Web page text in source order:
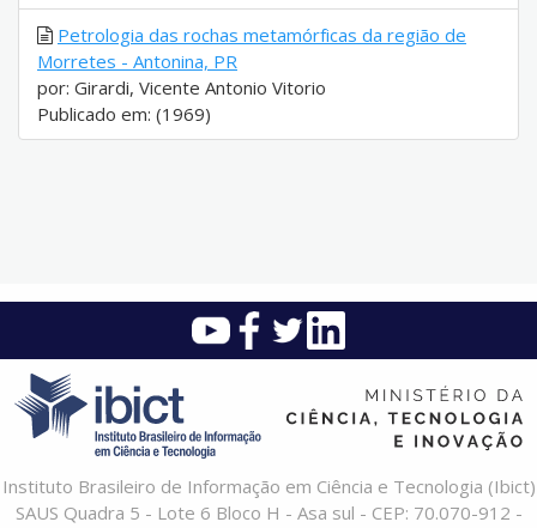
Petrologia das rochas metamórficas da região de
Morretes - Antonina, PR
por: Girardi, Vicente Antonio Vitorio
Publicado em: (1969)
Instituto Brasileiro de Informação em Ciência e Tecnologia (Ibict)
SAUS Quadra 5 - Lote 6 Bloco H - Asa sul - CEP: 70.070-912 -